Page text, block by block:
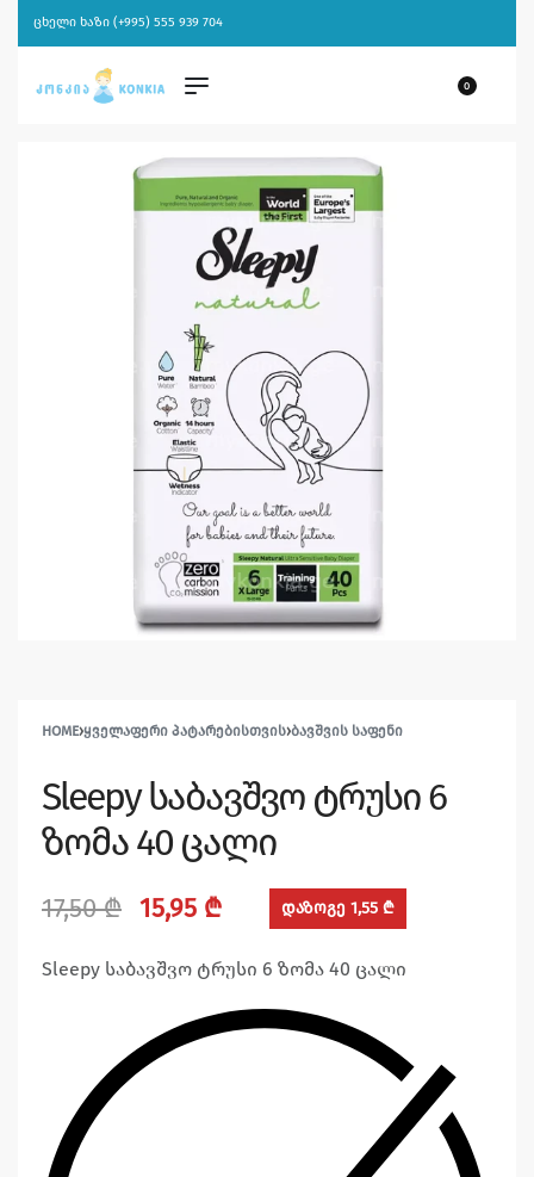
ცხელი ხაზი (+995) 555 939 704
0
HOME›ᲧᲕᲔᲚᲐᲤᲔᲠᲘ ᲞᲐᲢᲐᲠᲔᲑᲘᲡᲗᲕᲘᲡ›ᲑᲐᲕᲨᲕᲘᲡ ᲡᲐᲤᲔᲜᲘ
Sleepy საბავშვო ტრუსი 6
ზომა 40 ცალი
17,50₾ 15,95 ₾ დაზოგე 1,55 ₾
Sleepy საბავშვო ტრუსი 6 ზომა 40 ცალი